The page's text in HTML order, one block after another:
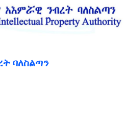
ባለስልጣን